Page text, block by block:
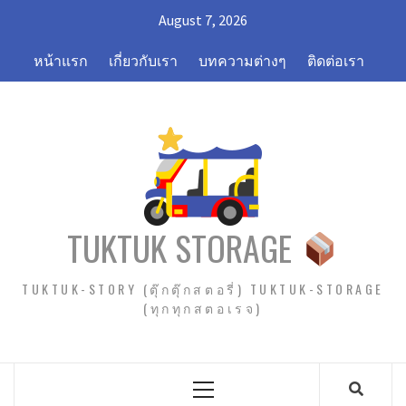
content
August 7, 2026
หน้าแรก เกี่ยวกับเรา บทความต่างๆ ติดต่อเรา
TUKTUK STORAGE
TUKTUK-STORY (ตุ๊กตุ๊กสตอรี่) TUKTUK-STORAGE
(ทุกทุกสตอเรจ)
Primary